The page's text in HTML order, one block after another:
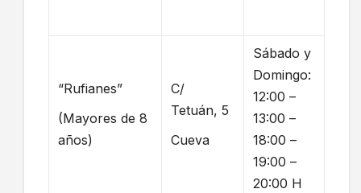
“Rufianes”
(Mayores de 8
años)
C/
Tetuán, 5
Cueva
Sábado y
Domingo:
12:00 –
13:00 –
18:00 –
19:00 –
20:00 H